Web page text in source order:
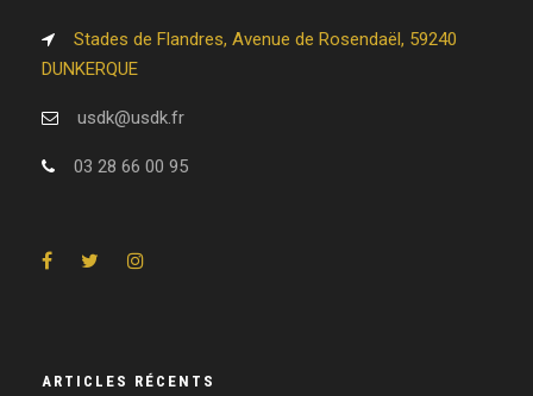
Stades de Flandres, Avenue de Rosendaël, 59240
DUNKERQUE
usdk@usdk.fr
03 28 66 00 95
ARTICLES RÉCENTS